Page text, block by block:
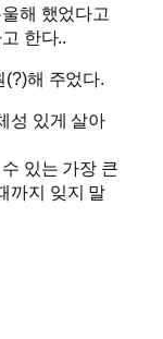
해 했었다고
한다..
해 주었다.
성 있게 살아
있는 가장 큰
까지 잊지 말